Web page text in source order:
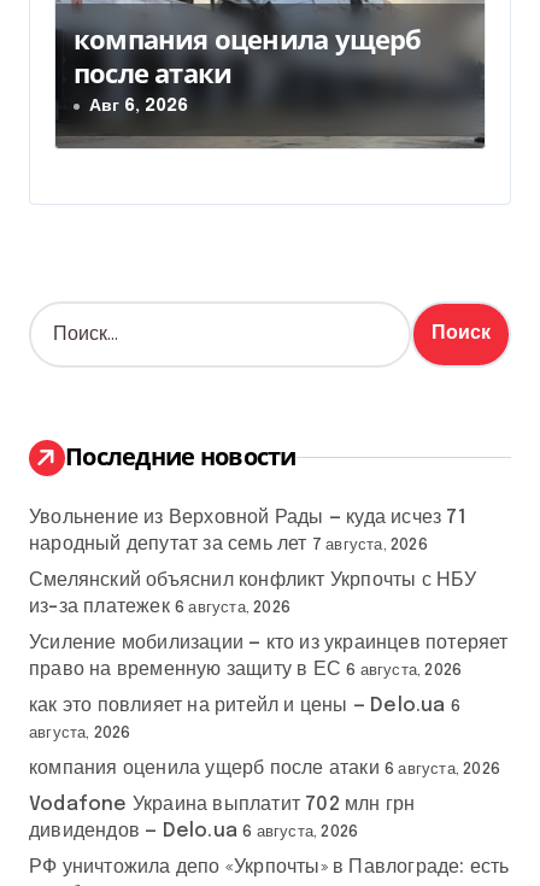
компания оценила ущерб
после атаки
Авг 6, 2026
Н
а
:
Последние новости
Увольнение из Верховной Рады — куда исчез 71
народный депутат за семь лет 7 августа, 2026
Смелянский объяснил конфликт Укрпочты с НБУ
из-за платежек 6 августа, 2026
Усиление мобилизации — кто из украинцев потеряет
право на временную защиту в ЕС 6 августа, 2026
как это повлияет на ритейл и цены — Delo.ua 6
августа, 2026
компания оценила ущерб после атаки 6 августа, 2026
Vodafone Украина выплатит 702 млн грн
дивидендов — Delo.ua 6 августа, 2026
РФ уничтожила депо «Укрпочты» в Павлограде: есть